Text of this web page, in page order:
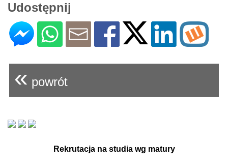
Udostępnij
« powrót
Rekrutacja na studia wg matury